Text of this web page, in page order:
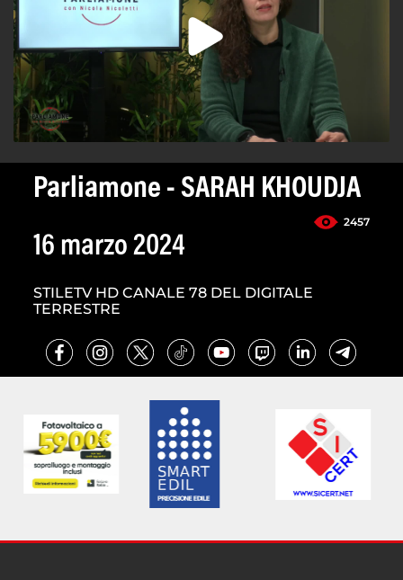
Parliamone - SARAH KHOUDJA
2457
16 marzo 2024
STILETV HD CANALE 78 DEL DIGITALE
TERRESTRE